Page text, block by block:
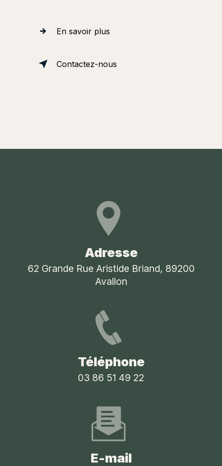
En savoir plus
Contactez-nous
Adresse
62 Grande Rue Aristide Briand, 89200
Avallon
Téléphone
03 86 51 49 22
E-mail